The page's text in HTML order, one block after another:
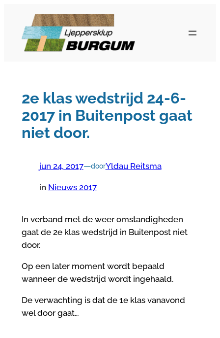
inhoud
2e klas wedstrijd 24-6-
2017 in Buitenpost gaat
niet door.
jun 24, 2017—doorYldau Reitsma
in Nieuws 2017
In verband met de weer omstandigheden
gaat de 2e klas wedstrijd in Buitenpost niet
door.
Op een later moment wordt bepaald
wanneer de wedstrijd wordt ingehaald.
De verwachting is dat de 1e klas vanavond
wel door gaat…